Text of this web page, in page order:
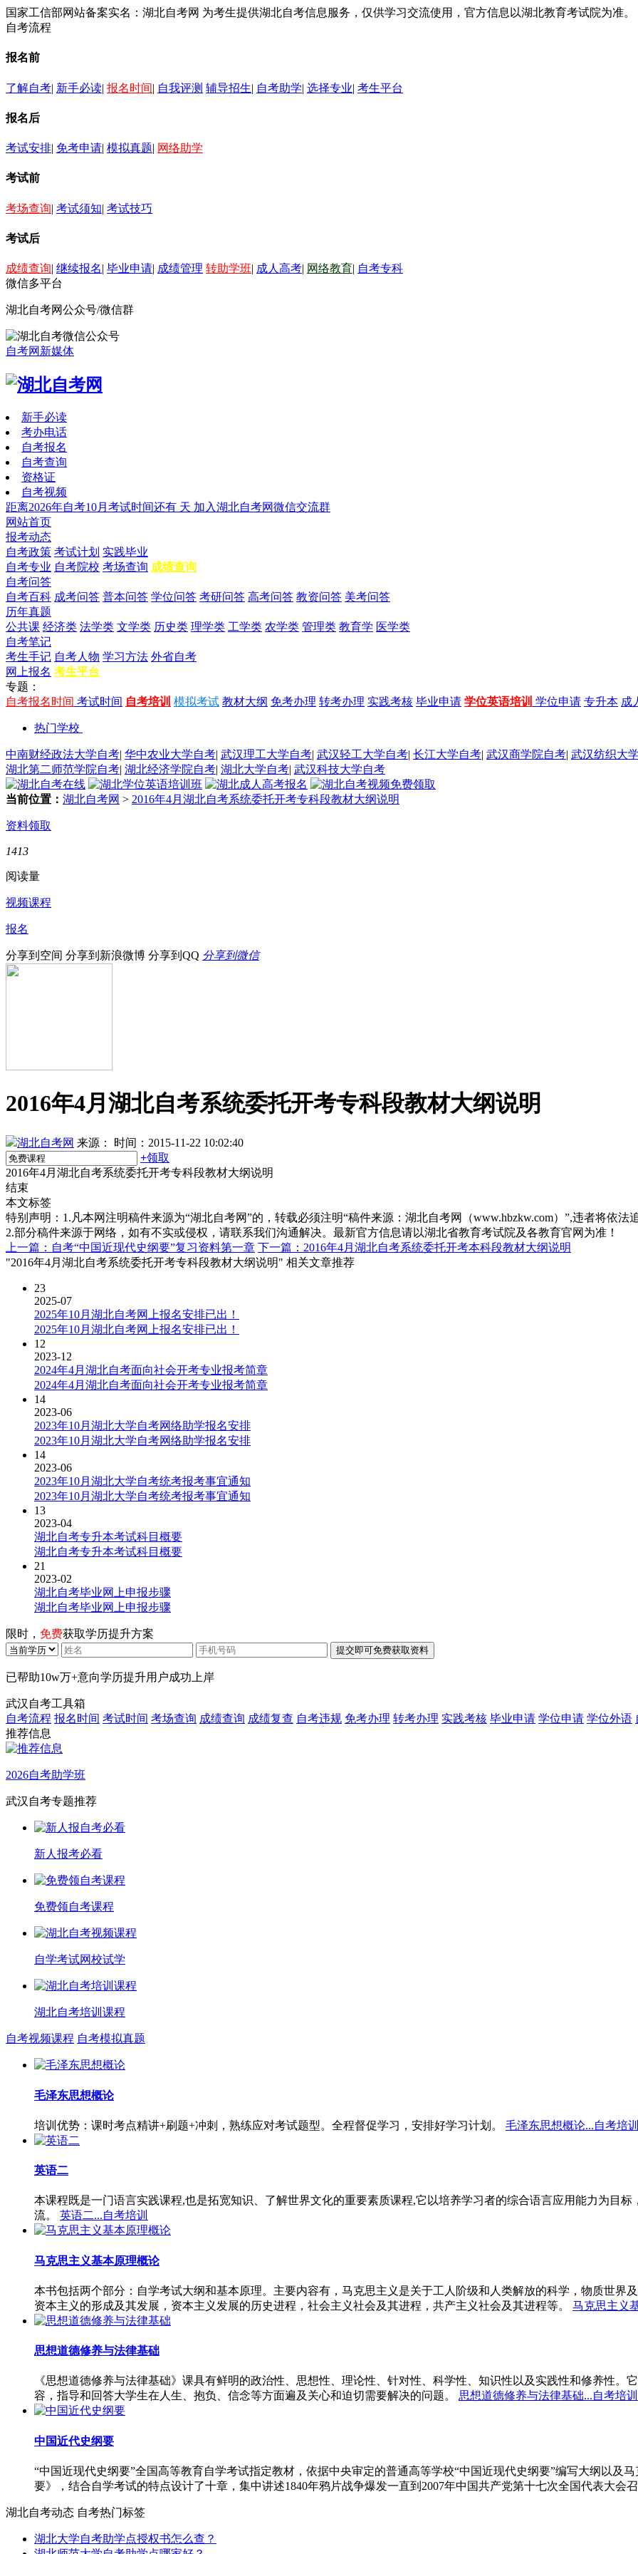
国家工信部网站备案实名：湖北自考网 为考生提供湖北自考信息服务，仅供学习交流使用，官方信息以湖北教育考试院为准。
自考流程
报名前
了解自考| 新手必读| 报名时间| 自我评测 辅导招生| 自考助学| 选择专业| 考生平台
报名后
考试安排| 免考申请| 模拟真题| 网络助学
考试前
考场查询| 考试须知| 考试技巧
考试后
成绩查询| 继续报名| 毕业申请| 成绩管理 转助学班| 成人高考| 网络教育| 自考专科
微信多平台
湖北自考网公众号/微信群
自考网新媒体
新手必读
考办电话
自考报名
自考查询
资格证
自考视频
距离2026年自考10月考试时间还有 天 加入湖北自考网微信交流群
网站首页
报考动态
自考政策 考试计划 实践毕业
自考专业 自考院校 考场查询 成绩查询
自考问答
自考百科 成考问答 普本问答 学位问答 考研问答 高考问答 教资问答 美考问答
历年真题
公共课 经济类 法学类 文学类 历史类 理学类 工学类 农学类 管理类 教育学 医学类
自考笔记
考生手记 自考人物 学习方法 外省自考
网上报名 考生平台
专题：
自考报名时间 考试时间 自考培训 模拟考试 教材大纲 免考办理 转考办理 实践考核 毕业申请 学位英语培训 学位申请 专升本 成
热门学校
中南财经政法大学自考| 华中农业大学自考| 武汉理工大学自考| 武汉轻工大学自考| 长江大学自考| 武汉商学院自考| 武汉纺织大
湖北第二师范学院自考| 湖北经济学院自考| 湖北大学自考| 武汉科技大学自考
当前位置： 湖北自考网 > 2016年4月湖北自考系统委托开考专科段教材大纲说明
资料领取
1413
阅读量
视频课程
报名
分享到空间 分享到新浪微博 分享到QQ 分享到微信
2016年4月湖北自考系统委托开考专科段教材大纲说明
湖北自考网 来源：
时间：2015-11-22 10:02:40
+领取
2016年4月湖北自考系统委托开考专科段教材大纲说明
结束
本文标签
特别声明：1.凡本网注明稿件来源为“湖北自考网”的，转载必须注明“稿件来源：湖北自考网（www.hbzkw.com）”,违者将依法
2.部分稿件来源于网络，如有不实或侵权，请联系我们沟通解决。最新官方信息请以湖北省教育考试院及各教育官网为准！
上一篇：自考“中国近现代史纲要”复习资料第一章 下一篇：2016年4月湖北自考系统委托开考本科段教材大纲说明
"2016年4月湖北自考系统委托开考专科段教材大纲说明" 相关文章推荐
23
2025-07
2025年10月湖北自考网上报名安排已出！
2025年10月湖北自考网上报名安排已出！
12
2023-12
2024年4月湖北自考面向社会开考专业报考简章
2024年4月湖北自考面向社会开考专业报考简章
14
2023-06
2023年10月湖北大学自考网络助学报名安排
2023年10月湖北大学自考网络助学报名安排
14
2023-06
2023年10月湖北大学自考统考报考事宜通知
2023年10月湖北大学自考统考报考事宜通知
13
2023-04
湖北自考专升本考试科目概要
湖北自考专升本考试科目概要
21
2023-02
湖北自考毕业网上申报步骤
湖北自考毕业网上申报步骤
限时， 免费获取学历提升方案
已帮助10w万+意向学历提升用户成功上岸
武汉自考工具箱
自考流程 报名时间 考试时间 考场查询 成绩查询 成绩复查 自考违规 免考办理 转考办理 实践考核 毕业申请 学位申请 学位外语
推荐信息
2026自考助学班
武汉自考专题推荐
新人报考必看
免费领自考课程
自学考试网校试学
湖北自考培训课程
自考视频课程 自考模拟真题
毛泽东思想概论
培训优势：课时考点精讲+刷题+冲刺，熟练应对考试题型。全程督促学习，安排好学习计划。 毛泽东思想概论...自考培训
英语二
本课程既是一门语言实践课程,也是拓宽知识、了解世界文化的重要素质课程,它以培养学习者的综合语言应用能力为目
流。
英语二...自考培训
马克思主义基本原理概论
本书包括两个部分：自学考试大纲和基本原理。主要内容有，马克思主义是关于工人阶级和人类解放的科学，物质世界
资本主义的形成及其发展，资本主义发展的历史进程，社会主义社会及其进程，共产主义社会及其进程等。
马克思主义
思想道德修养与法律基础
《思想道德修养与法律基础》课具有鲜明的政治性、思想性、理论性、针对性、科学性、知识性以及实践性和修养性。
容，指导和回答大学生在人生、抱负、信念等方面遍及关心和迫切需要解决的问题。
思想道德修养与法律基础...自考培训
中国近代史纲要
“中国近现代史纲要”全国高等教育自学考试指定教材，依据中央审定的普通高等学校“中国近现代史纲要”编写大纲以及
要》，结合自学考试的特点设计了十章，集中讲述1840年鸦片战争爆发一直到2007年中国共产党第十七次全国代表大会
湖北自考动态 自考热门标签
湖北大学自考助学点授权书怎么查？